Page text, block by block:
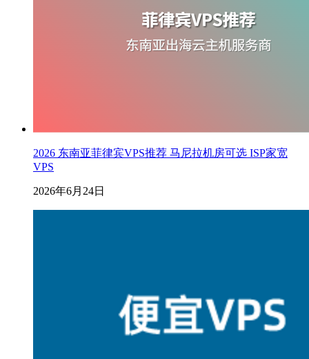
2026 东南亚菲律宾VPS推荐 马尼拉机房可选 ISP家宽
VPS
2026年6月24日